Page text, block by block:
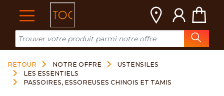
RETOUR NOTRE OFFRE
USTENSILES
LES ESSENTIELS
PASSOIRES, ESSOREUSES CHINOIS ET TAMIS
Cookies management panel